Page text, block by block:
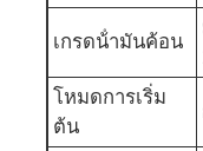
การบำรุงรักษาเค
ชุดเครื่องกำเนิดไฟ
เกรดน้ํามันค้อน
โหมดการเริ่ม
ต้น